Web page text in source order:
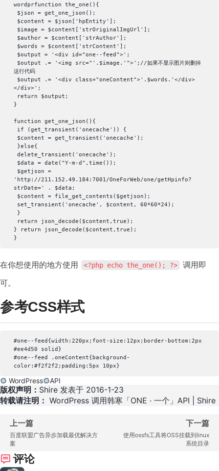
wordprfunction the_one(){
这行代码
</div>';
}
function get_one_json(){
'http://211.152.49.184:7001/OneForWeb/one/getHpinfo?
strDate=' . $data;
} return json_decode($content,true);
}
在你想使用的地方使用 <?php echo the_one(); ?>
调用即
可。
参考CSS样式
#one--feed{width:220px;font-size:12px;border-bottom:2px
#ee4d50 solid}
#one--feed .oneContent{background-
WordPress API
版权声明： Shire 发表于 2016-1-23
转载请注明： WordPress 调用韩寒「ONE · 一个」API | Shire
上一篇
百度联盟广告异步加载最优解决方
案
下一篇
使用ossfs工具将OSS挂载到linux
系统目录
评论